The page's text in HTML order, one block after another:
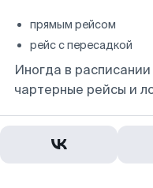
прямым рейсом
рейс с пересадкой
Иногда в
чартерные рейсы и